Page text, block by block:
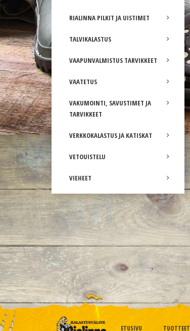
RIALINNA PILKIT JA UISTIMET
TALVIKALASTUS
VAAPUNVALMISTUS TARVIKKEET
VAATETUS
VAKUMOINTI, SAVUSTIMET JA
TARVIKKEET
VERKKOKALASTUS JA KATISKAT
VETOUISTELU
VIEHEET
ETUSIVU TUOTTEET